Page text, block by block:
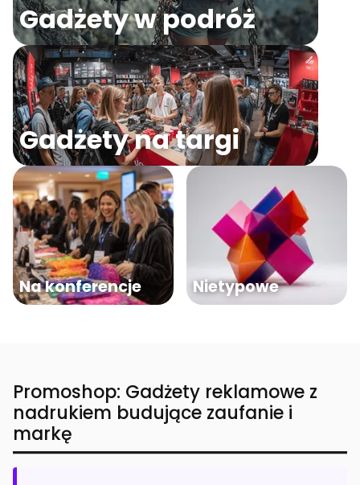
Gadżety w podróż
Gadżety na targi
Na konferencje Nietypowe
Promoshop: Gadżety reklamowe z
nadrukiem budujące zaufanie i
markę